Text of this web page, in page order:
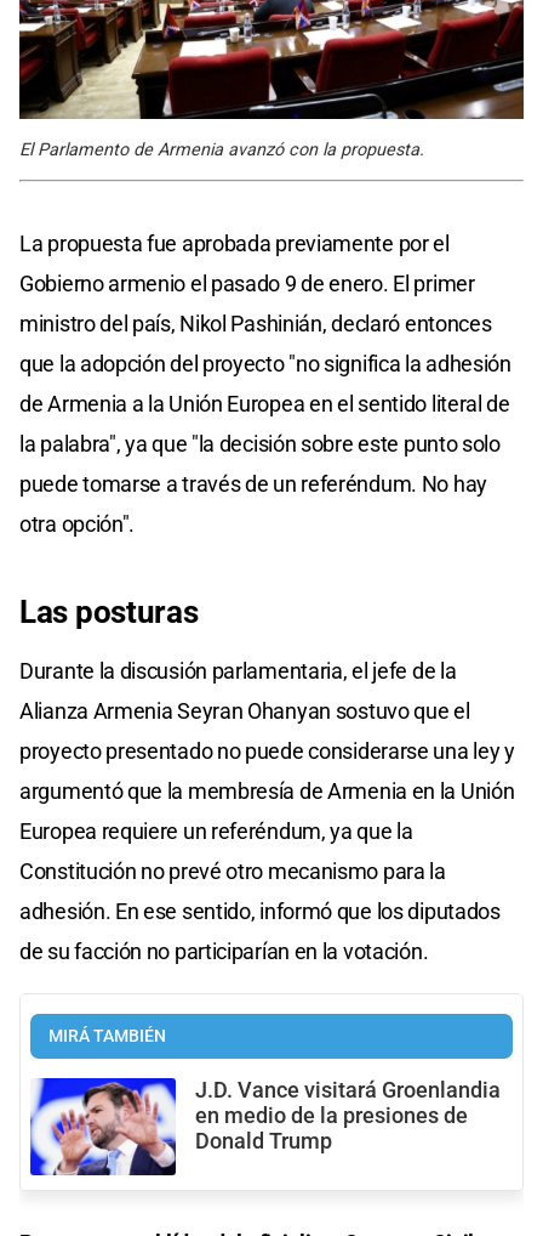
El Parlamento de Armenia avanzó con la propuesta.
La propuesta fue aprobada previamente por el
Gobierno armenio el pasado 9 de enero. El primer
ministro del país, Nikol Pashinián, declaró entonces
que la adopción del proyecto "no significa la adhesión
de Armenia a la Unión Europea en el sentido literal de
la palabra", ya que "la decisión sobre este punto solo
puede tomarse a través de un referéndum. No hay
otra opción".
Las posturas
Durante la discusión parlamentaria, el jefe de la
Alianza Armenia Seyran Ohanyan sostuvo que el
proyecto presentado no puede considerarse una ley y
argumentó que la membresía de Armenia en la Unión
Europea requiere un referéndum, ya que la
Constitución no prevé otro mecanismo para la
adhesión. En ese sentido, informó que los diputados
de su facción no participarían en la votación.
MIRÁ TAMBIÉN
J.D. Vance visitará Groenlandia
en medio de la presiones de
Donald Trump